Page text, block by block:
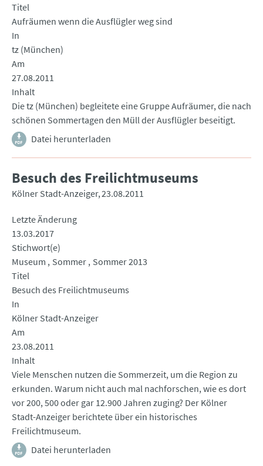
Titel
Aufräumen wenn die Ausflügler weg sind
In
tz (München)
Am
27.08.2011
Inhalt
Die tz (München) begleitete eine Gruppe Aufräumer, die nach
schönen Sommertagen den Müll der Ausflügler beseitigt.
Datei herunterladen
Besuch des Freilichtmuseums
Kölner Stadt-Anzeiger 23.08.2011
Letzte Änderung
13.03.2017
Stichwort(e)
Museum
Sommer Sommer 2013
Titel
Besuch des Freilichtmuseums
In
Kölner Stadt-Anzeiger
Am
23.08.2011
Inhalt
Viele Menschen nutzen die Sommerzeit, um die Region zu
erkunden. Warum nicht auch mal nachforschen, wie es dort
vor 200, 500 oder gar 12.900 Jahren zuging? Der Kölner
Stadt-Anzeiger berichtete über ein historisches
Freilichtmuseum.
Datei herunterladen